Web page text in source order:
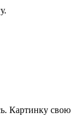
Картинку